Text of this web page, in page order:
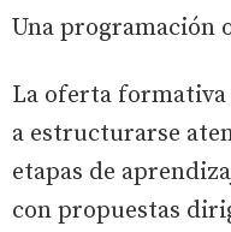
Una programación
La oferta formativa
a estructurarse
etapas de
con propuestas